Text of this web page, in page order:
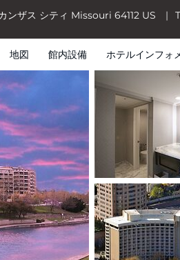
ンザス シティ Missouri 64112 US
地図 館内設備 ホテルインフォ